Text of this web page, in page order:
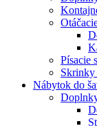
Písacie
Skrinky
Nábytok do